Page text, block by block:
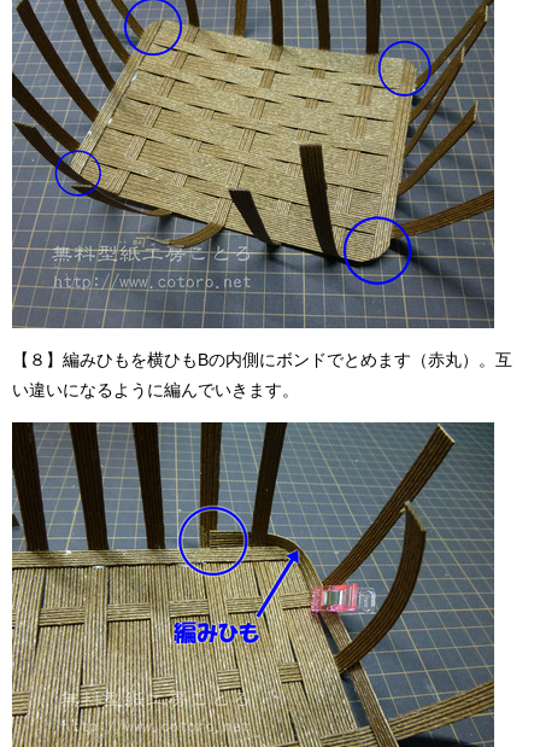
【８】編みひもを横ひもBの内側にボンドでとめます（赤丸）。互
い違いになるように編んでいきます。